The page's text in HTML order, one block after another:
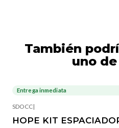
También
uno
-3%OFF
Entrega inmediata
SDOCC|
HOPE KIT